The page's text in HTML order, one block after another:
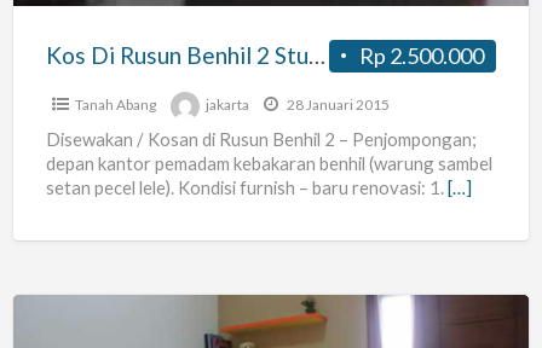
Rp 2.500.000
Tanah Abang jakarta 28 Januari 2015
Disewakan / Kosan di Rusun Benhil 2 – Penjompongan;
depan kantor pemadam kebakaran benhil (warung sambel
setan pecel lele). Kondisi furnish – baru renovasi: 1. […]